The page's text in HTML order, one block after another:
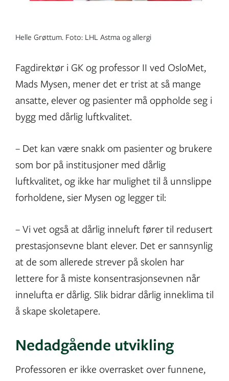
Helle Grøttum. Foto: LHL Astma og allergi
Fagdirektør i GK og professor II ved OsloMet,
Mads Mysen, mener det er trist at så mange
ansatte, elever og pasienter må oppholde seg i
bygg med dårlig luftkvalitet.
– Det kan være snakk om pasienter og brukere
som bor på institusjoner med dårlig
luftkvalitet, og ikke har mulighet til å unnslippe
forholdene, sier Mysen og legger til:
– Vi vet også at dårlig inneluft fører til redusert
prestasjonsevne blant elever. Det er sannsynlig
at de som allerede strever på skolen har
lettere for å miste konsentrasjonsevnen når
innelufta er dårlig. Slik bidrar dårlig inneklima til
å skape skoletapere.
Nedadgående utvikling
Professoren er ikke overrasket over funnene,